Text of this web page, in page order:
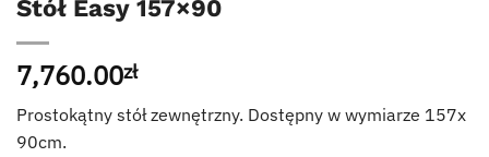
Stół Easy 157×90
7,760.00zł
Prostokątny stół zewnętrzny. Dostępny w wymiarze 157x
90cm.